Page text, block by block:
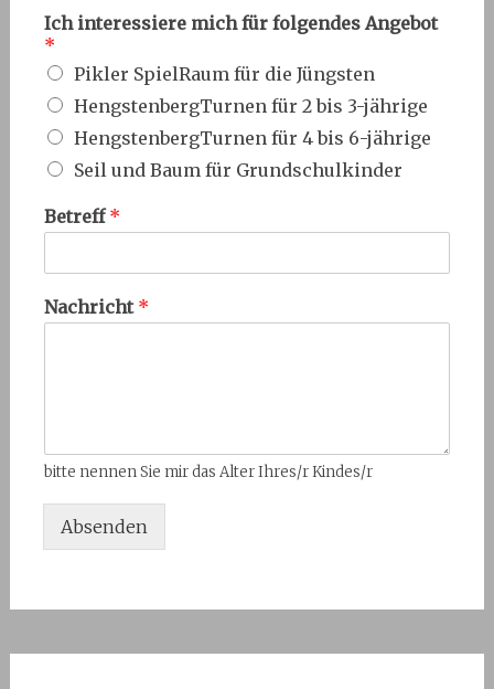
Ich interessiere mich für folgendes Angebot
*
Pikler SpielRaum für die Jüngsten
HengstenbergTurnen für 2 bis 3-jährige
HengstenbergTurnen für 4 bis 6-jährige
Seil und Baum für Grundschulkinder
Betreff*
Nachricht *
bitte nennen Sie mir das Alter Ihres/r Kindes/r
Absenden